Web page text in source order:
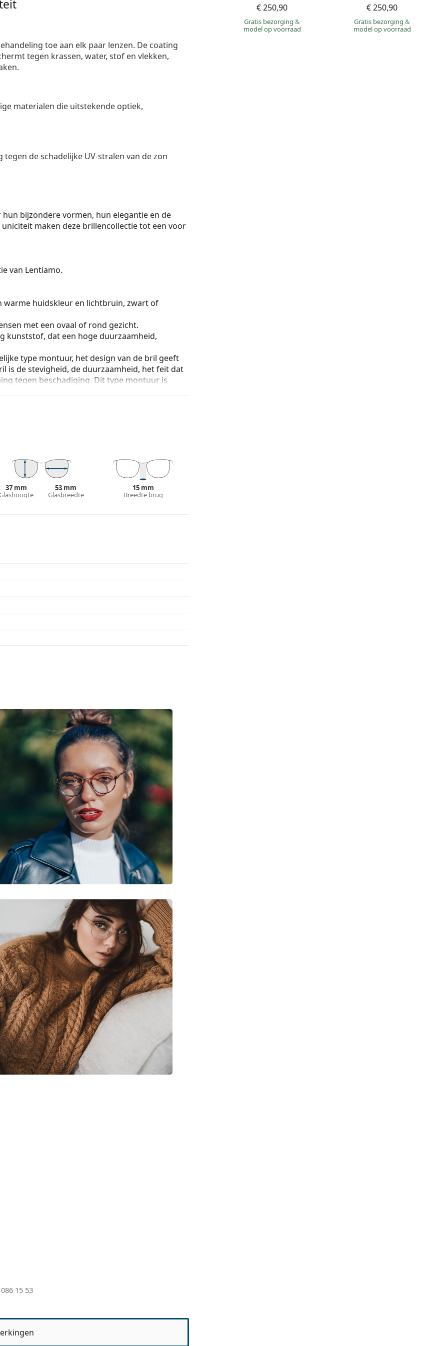
€ 250,90
Gratis bezorging&
model op voorraad
€ 250,90
Gratis bezorging&
model op voorraad
toe aan elk paar lenzen. De coating
tegen krassen, water, stof en vlekken,
materialen die uitstekende optiek,
de schadelijke UV-stralen van de zon
bijzondere vormen, hun elegantie en de
maken deze brillencollectie tot een voor
van Lentiamo.
huidskleur en lichtbruin, zwart of
met een ovaal of rond gezicht.
kunststof, dat een hoge duurzaamheid,
type montuur, het design van de bril geeft
is de stevigheid, de duurzaamheid, het feit dat
tegen beschadiging. Dit type montuur is
37 mm 53 mm
Glasbreedte
15 mm
Breedte brug
15 53